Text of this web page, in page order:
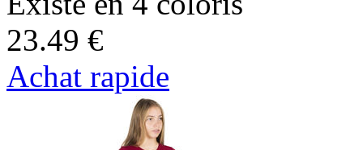
23.49 €
Achat rapide